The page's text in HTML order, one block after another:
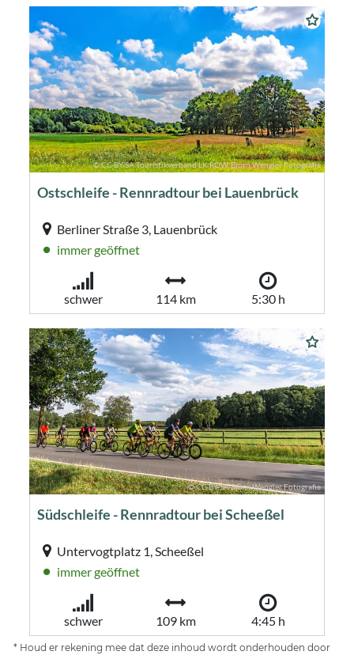
* Houd er rekening mee dat deze inhoud wordt onderhouden door